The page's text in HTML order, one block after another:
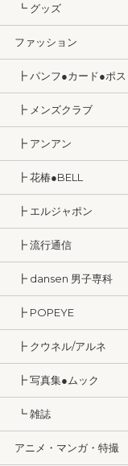
┗ グッズ
ファッション
┣ パンフ●カード●ポ
┣ メンズクラブ
┣ アンアン
┣ 花椿●BELL
┣ エルジャポン
┣ 流行通信
┣ dansen 男子専科
┣ POPEYE
┣ クウネル/アルネ
┣ 写真集●ムック
┗ 雑誌
アニメ・マンガ・特撮